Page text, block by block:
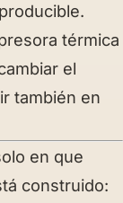
térmica
el
también en
en que
construido: